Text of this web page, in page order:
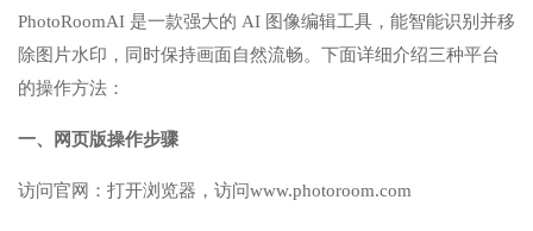
PhotoRoomAI 是一款强大的 AI 图像编辑工具，能智能识别并移
除图片水印，同时保持画面自然流畅。下面详细介绍三种平台
的操作方法：
一、网页版操作步骤
访问官网：打开浏览器，访问www.photoroom.com